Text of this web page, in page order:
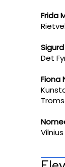
Frida
Det
Fiona